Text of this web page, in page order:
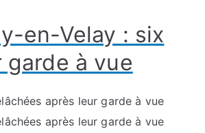
en-Velay : six
à vue